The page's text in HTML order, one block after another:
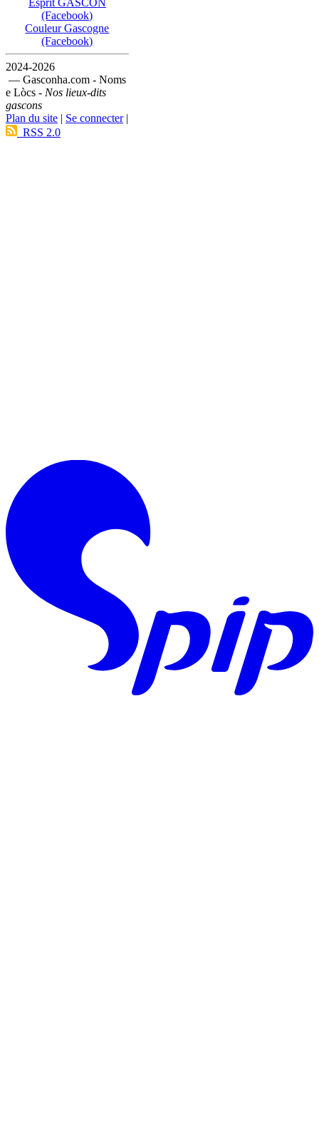
Esprit GASCON
(Facebook)
Couleur Gascogne
(Facebook)
2024-2026
— Gasconha.com - Noms
e Lòcs - Nos lieux-dits
gascons
Plan du site | Se connecter|
RSS 2.0